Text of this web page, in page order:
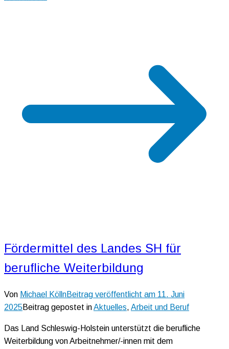
Fördermittel des Landes SH für
berufliche Weiterbildung
Von Michael KöllnBeitrag veröffentlicht am 11. Juni
2025Beitrag gepostet inAktuelles, Arbeit und Beruf
Das Land Schleswig-Holstein unterstützt die berufliche
Weiterbildung von Arbeitnehmer/-innen mit dem